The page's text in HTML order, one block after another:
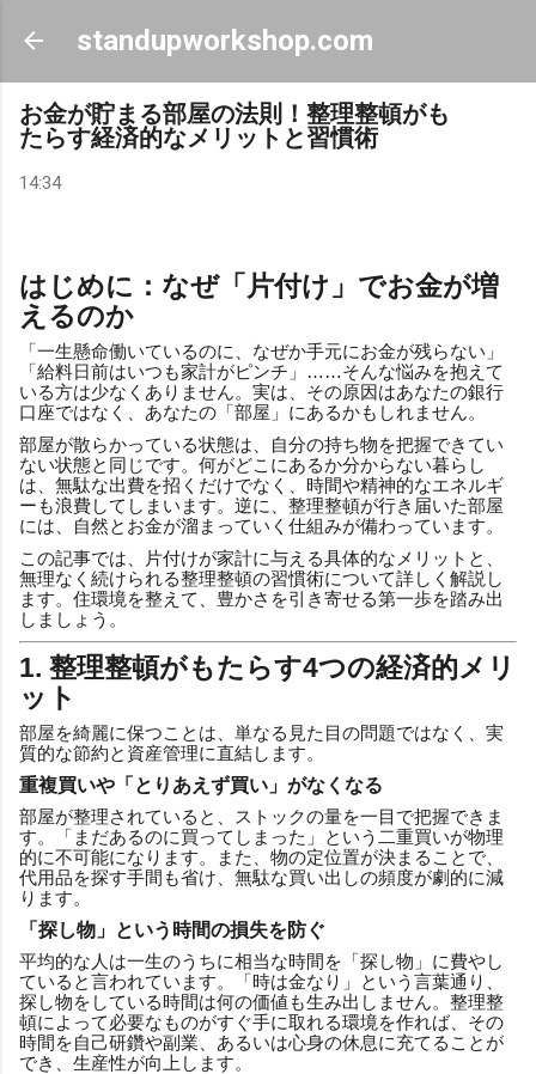
スキップしてメイン コンテンツに移動
standupworkshop.com
お金が貯まる部屋の法則！整理整頓がも
たらす経済的なメリットと習慣術
14:34
はじめに：なぜ「片付け」でお金が増
えるのか
「一生懸命働いているのに、なぜか手元にお金が残らない」
「給料日前はいつも家計がピンチ」……そんな悩みを抱えて
いる方は少なくありません。実は、その原因はあなたの銀行
口座ではなく、あなたの「部屋」にあるかもしれません。
部屋が散らかっている状態は、自分の持ち物を把握できてい
ない状態と同じです。何がどこにあるか分からない暮らし
は、無駄な出費を招くだけでなく、時間や精神的なエネルギ
ーも浪費してしまいます。逆に、整理整頓が行き届いた部屋
には、自然とお金が溜まっていく仕組みが備わっています。
この記事では、片付けが家計に与える具体的なメリットと、
無理なく続けられる整理整頓の習慣術について詳しく解説し
ます。住環境を整えて、豊かさを引き寄せる第一歩を踏み出
しましょう。
1. 整理整頓がもたらす4つの経済的メリ
ット
部屋を綺麗に保つことは、単なる見た目の問題ではなく、実
質的な節約と資産管理に直結します。
重複買いや「とりあえず買い」がなくなる
部屋が整理されていると、ストックの量を一目で把握できま
す。「まだあるのに買ってしまった」という二重買いが物理
的に不可能になります。また、物の定位置が決まることで、
代用品を探す手間も省け、無駄な買い出しの頻度が劇的に減
ります。
「探し物」という時間の損失を防ぐ
平均的な人は一生のうちに相当な時間を「探し物」に費やし
ていると言われています。「時は金なり」という言葉通り、
探し物をしている時間は何の価値も生み出しません。整理整
頓によって必要なものがすぐ手に取れる環境を作れば、その
時間を自己研鑽や副業、あるいは心身の休息に充てることが
でき、生産性が向上します。